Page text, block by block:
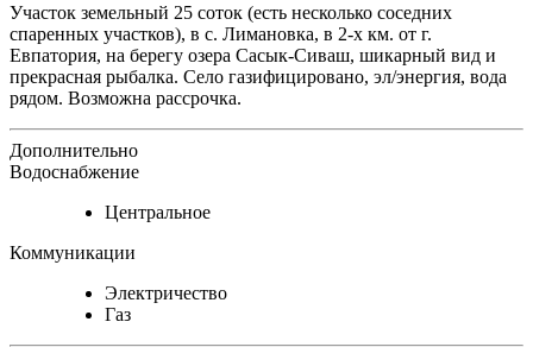
Участок земельный 25 соток (есть несколько соседних
спаренных участков), в с. Лимановка, в 2-х км. от г.
Евпатория, на берегу озера Сасык-Сиваш, шикарный вид и
прекрасная рыбалка. Село газифицировано, эл/энергия, вода
рядом. Возможна рассрочка.
Дополнительно
Водоснабжение
Центральное
Коммуникации
Электричество
Газ